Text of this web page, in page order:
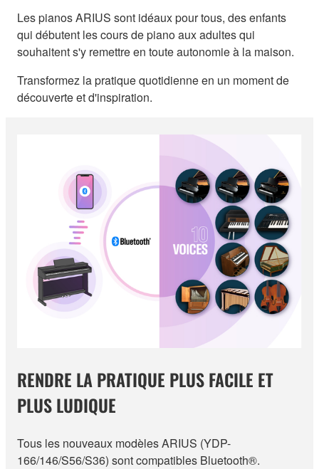
Les pianos ARIUS sont idéaux pour tous, des enfants
qui débutent les cours de piano aux adultes qui
souhaitent s'y remettre en toute autonomie à la maison.
Transformez la pratique quotidienne en un moment de
découverte et d'inspiration.
RENDRE LA PRATIQUE PLUS FACILE ET
PLUS LUDIQUE
Tous les nouveaux modèles ARIUS (YDP-
166/146/S56/S36) sont compatibles Bluetooth®.